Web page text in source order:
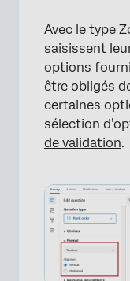
Avec le type
saisissent
options
être obligés
certaines
sélection
de validation.